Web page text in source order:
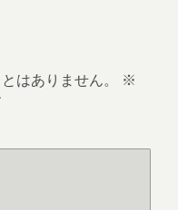
はありません。
※